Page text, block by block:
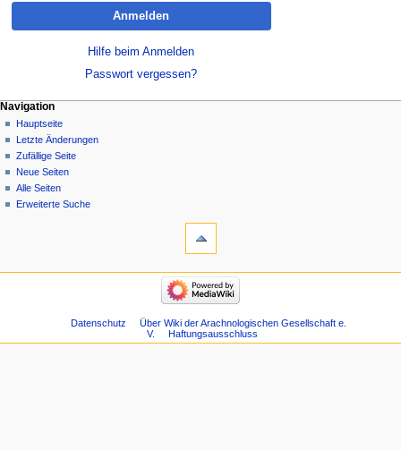
Anmelden
Hilfe beim Anmelden
Passwort vergessen?
Navigation
Hauptseite
Letzte Änderungen
Zufällige Seite
Neue Seiten
Alle Seiten
Erweiterte Suche
Datenschutz
Über Wiki der Arachnologischen Gesellschaft e.
V.
Haftungsausschluss